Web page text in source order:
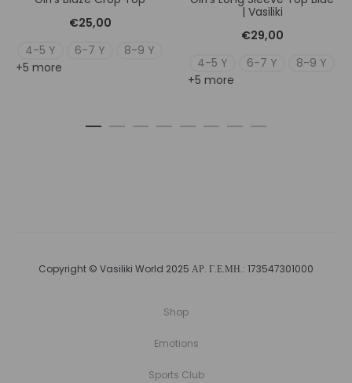
€25,00
4-5 Y
6-7 Y
8-9 Y
+5 more
| Vasiliki
€29,00
4-5 Y
6-7 Y
8-9 Y
+5 more
Copyright © Vasiliki World 2025 ΑΡ. Γ.Ε.ΜΗ.: 173547301000
Shop
Emotions
Sports Club